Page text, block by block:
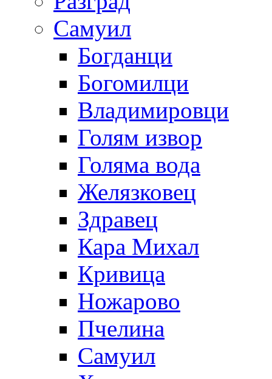
Самуил
Богданци
Богомилци
Владимировци
Голям извор
Голяма вода
Желязковец
Здравец
Кара Михал
Кривица
Ножарово
Пчелина
Самуил